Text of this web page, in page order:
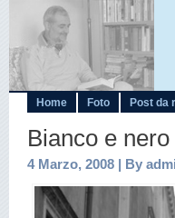
Home Foto Post da
Bianco e
4 Marzo, 2008 | By